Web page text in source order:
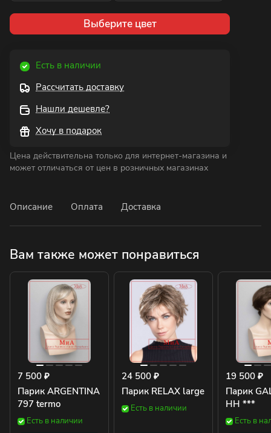
Выберите цвет
Есть в наличии
Рассчитать доставку
Нашли дешевле?
Хочу в подарок
Цена действительна только для интернет-магазина и
может отличаться от цен в розничных магазинах
Описание Оплата Доставка
Вам также может понравиться
7 500 ₽
Парик ARGENTINA
797 termo
Есть в наличии
24 500 ₽
Парик RELAX large
Есть в наличии
19 500 ₽
Парик
HH ***
Есть в